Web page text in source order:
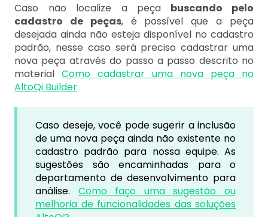
Caso não localize a peça buscando pelo
cadastro de peças, é possível que a peça
desejada ainda não esteja disponível no cadastro
padrão, nesse caso será preciso cadastrar uma
nova peça através do passo a passo descrito no
material Como cadastrar uma nova peça no
AltoQi Builder
Caso deseje, você pode sugerir a inclusão
de uma nova peça ainda não existente no
cadastro padrão para nossa equipe. As
sugestões são encaminhadas para o
departamento de desenvolvimento para
análise. Como faço uma sugestão ou
melhoria de funcionalidades das soluções